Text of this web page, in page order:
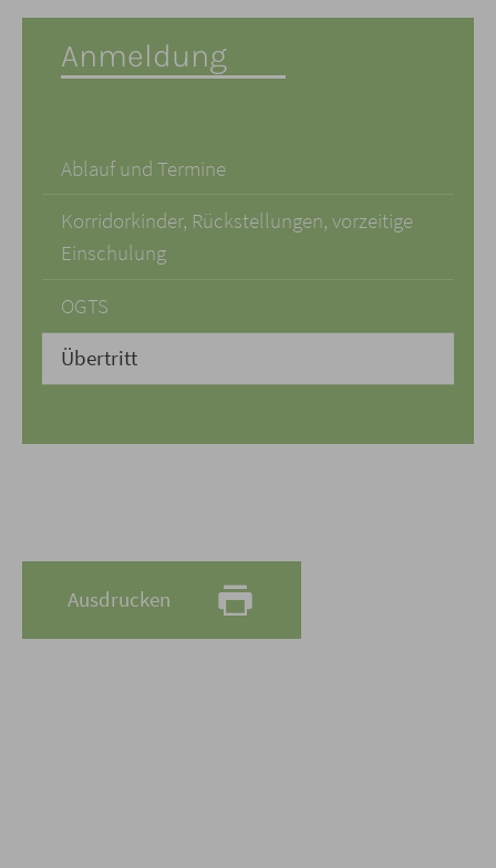
Anmeldung
Ablauf und Termine
Korridorkinder, Rückstellungen, vorzeitige
Einschulung
OGTS
Übertritt
Ausdrucken